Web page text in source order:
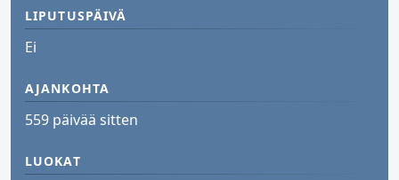
LIPUTUSPÄIVÄ
Ei
AJANKOHTA
559 päivää sitten
LUOKAT